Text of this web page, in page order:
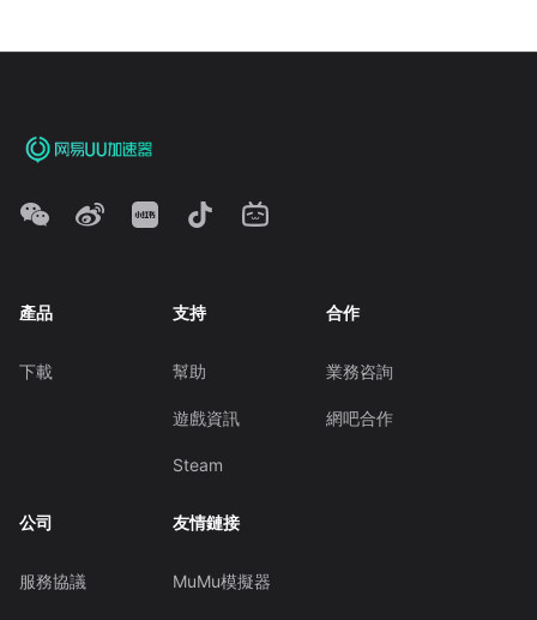
產品
下載
支持
幫助
遊戲資訊
Steam
合作
業務咨詢
網吧合作
公司
服務協議
友情鏈接
MuMu模擬器